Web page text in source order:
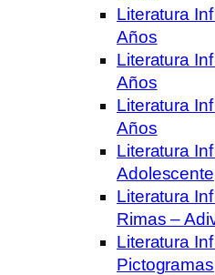
Literatura
Años
Literatura
Años
Literatura
Años
Literatura
Adolescente
Literatura
Rimas –
Literatura
Pictogramas